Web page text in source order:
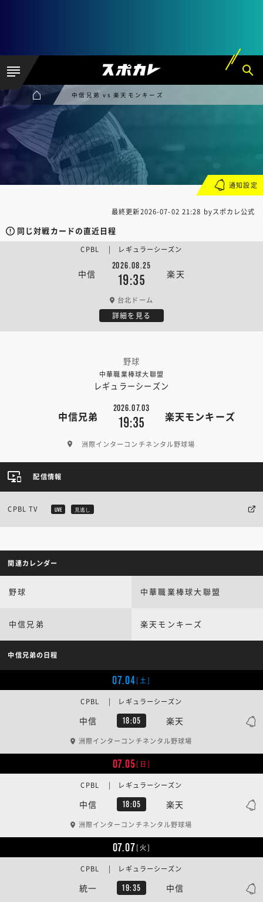
中信兄弟 vs 楽天モンキーズ
最終更新2026-07-02 21:28 byスポカレ公式
同じ対戦カードの直近日程
中信
2026.08.25
19:35 楽天
CPBL | レギュラーシーズン
台北ドーム
詳細を見る
野球
中華職業棒球大聯盟
レギュラーシーズン
中信兄弟
2026.07.03
19:35 楽天モンキーズ
洲際インターコンチネンタル野球場
通知設定
配信情報
CPBL TV LIVE 見逃し
関連カレンダー
野球 中華職業棒球大聯盟
中信兄弟 楽天モンキーズ
中信兄弟の日程
07.04[土]
中信 18:05 楽天
CPBL | レギュラーシーズン
洲際インターコンチネンタル野球場
07.05[日]
中信 18:05 楽天
CPBL | レギュラーシーズン
洲際インターコンチネンタル野球場
07.07[火]
統一 19:35 中信
CPBL | レギュラーシーズン